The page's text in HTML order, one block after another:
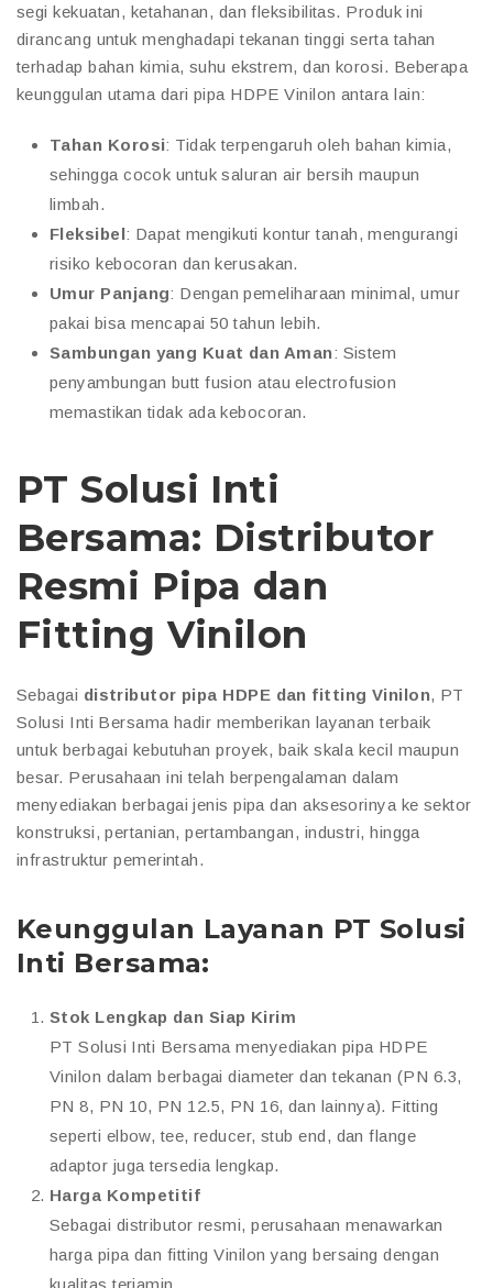
segi kekuatan, ketahanan, dan fleksibilitas. Produk ini
dirancang untuk menghadapi tekanan tinggi serta tahan
terhadap bahan kimia, suhu ekstrem, dan korosi. Beberapa
keunggulan utama dari pipa HDPE Vinilon antara lain:
Tahan Korosi: Tidak terpengaruh oleh bahan kimia,
sehingga cocok untuk saluran air bersih maupun
limbah.
Fleksibel: Dapat mengikuti kontur tanah, mengurangi
risiko kebocoran dan kerusakan.
Umur Panjang: Dengan pemeliharaan minimal, umur
pakai bisa mencapai 50 tahun lebih.
Sambungan yang Kuat dan Aman: Sistem
penyambungan butt fusion atau electrofusion
memastikan tidak ada kebocoran.
PT Solusi Inti
Bersama: Distributor
Resmi Pipa dan
Fitting Vinilon
Sebagai distributor pipa HDPE dan fitting Vinilon, PT
Solusi Inti Bersama hadir memberikan layanan terbaik
untuk berbagai kebutuhan proyek, baik skala kecil maupun
besar. Perusahaan ini telah berpengalaman dalam
menyediakan berbagai jenis pipa dan aksesorinya ke sektor
konstruksi, pertanian, pertambangan, industri, hingga
infrastruktur pemerintah.
Keunggulan Layanan PT Solusi
Inti Bersama:
Stok Lengkap dan Siap Kirim
PT Solusi Inti Bersama menyediakan pipa HDPE
Vinilon dalam berbagai diameter dan tekanan (PN 6.3,
PN 8, PN 10, PN 12.5, PN 16, dan lainnya). Fitting
seperti elbow, tee, reducer, stub end, dan flange
adaptor juga tersedia lengkap.
Harga Kompetitif
Sebagai distributor resmi, perusahaan menawarkan
harga pipa dan fitting Vinilon yang bersaing dengan
kualitas terjamin.